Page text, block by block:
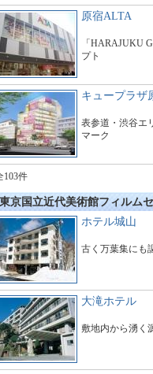
原宿ALTA
「HARAJUKU
プト
キュープラザ
表参道・渋谷エ
マーク
103件
東京国立近代美術館フィルム
ホテル城山
古く万葉集にも
大滝ホテル
敷地内から湧く